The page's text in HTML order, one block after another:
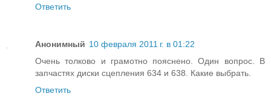
Ответить
Анонимный 10 февраля 2011 г. в 01:22
Очень толково и грамотно пояснено. Один вопрос. В
запчастях диски сцепления 634 и 638. Какие выбрать.
Ответить